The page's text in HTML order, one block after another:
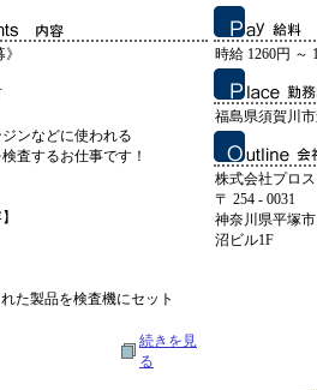
ンなどに使われる
査するお仕事です！
た製品を検査機にセット
続きを見
る
時給 1260円 ～
福島県須賀川
株式会社プロ
〒 254 - 0031
神奈川県平塚
沼ビル1F